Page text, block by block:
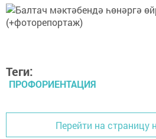
Теги:
ПРОФОРИЕНТАЦИЯ
Перейти на страницу